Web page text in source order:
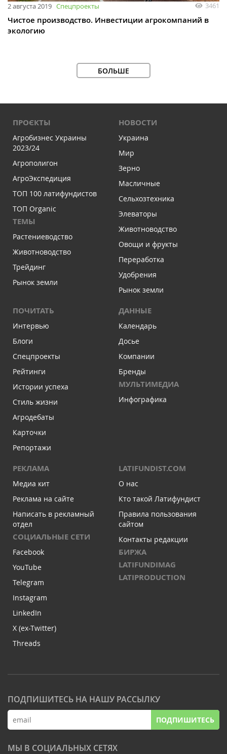
2 августа 2019 Спецпроекты 3461
Чистое производство. Инвестиции агрокомпаний в
экологию
БОЛЬШЕ
ПРОЄКТЫ
Агробизнес Украины
2023/24
Агрополигон
АгроЭкспедиция
ТОП 100 латифундистов
ТОП Organic
ТЕМЫ
Растениеводство
Животноводство
Трейдинг
Рынок земли
НОВОСТИ
Украина
Мир
Зерно
Масличные
Сельхозтехника
Элеваторы
Животноводство
Овощи и фрукты
Переработка
Удобрения
Рынок земли
ПОЧИТАТЬ
Интервью
Блоги
Спецпроекты
Рейтинги
Истории успеха
Стиль жизни
Агродебаты
Карточки
Репортажи
ДАННЫЕ
Календарь
Досье
Компании
Бренды
МУЛЬТИМЕДИА
Инфографика
РЕКЛАМА
Медиа кит
Реклама на сайте
Написать в рекламный
отдел
СОЦИАЛЬНЫЕ СЕТИ
Facebook
YouTube
Telegram
Instagram
LinkedIn
X (ex-Twitter)
Threads
LATIFUNDIST.COM
О нас
Кто такой Латифундист
Правила пользования
сайтом
Контакты редакции
БИРЖА
LATIFUNDIMAG
LATIPRODUCTION
ПОДПИШИТЕСЬ НА НАШУ РАССЫЛКУ
ПОДПИШИТЕСЬ
МЫ В СОЦИАЛЬНЫХ СЕТЯХ